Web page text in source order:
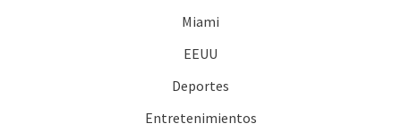
Miami
EEUU
Deportes
Entretenimientos